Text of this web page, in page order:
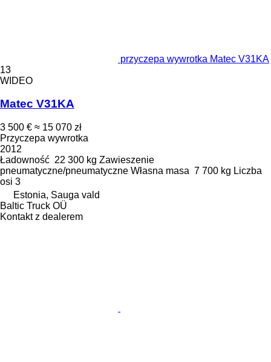
przyczepa wywrotka Matec V31KA
13
WIDEO
Matec V31KA
3 500 € ≈ 15 070 zł
Przyczepa wywrotka
2012
Ładowność 22 300 kg Zawieszenie
pneumatyczne/pneumatyczne Własna masa 7 700 kg Liczba
osi 3
Estonia, Sauga vald
Baltic Truck OÜ
Kontakt z dealerem